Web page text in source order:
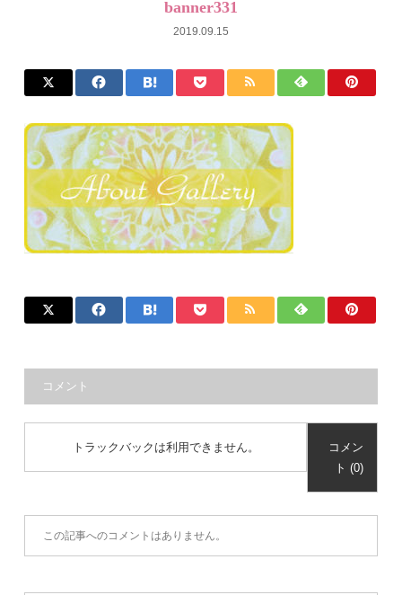
banner331
2019.09.15
コメント
トラックバックは利用できません。
コメン
ト (0)
この記事へのコメントはありません。